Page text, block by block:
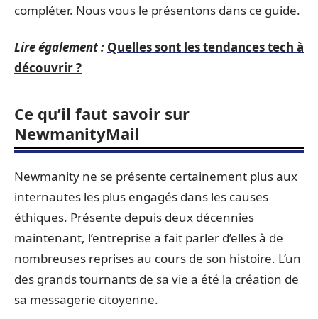
compléter. Nous vous le présentons dans ce guide.
Lire également : Quelles sont les tendances tech à
découvrir ?
Ce qu’il faut savoir sur
NewmanityMail
Newmanity ne se présente certainement plus aux
internautes les plus engagés dans les causes
éthiques. Présente depuis deux décennies
maintenant, l’entreprise a fait parler d’elles à de
nombreuses reprises au cours de son histoire. L’un
des grands tournants de sa vie a été la création de
sa messagerie citoyenne.